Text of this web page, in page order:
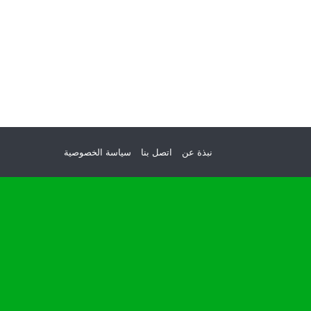
نبذة عن اتصل بنا سياسة الخصوصية